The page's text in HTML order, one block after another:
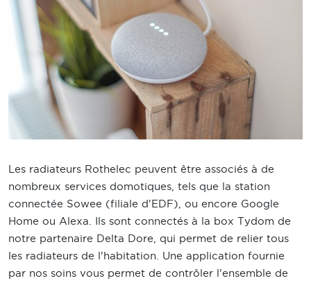
Les radiateurs Rothelec peuvent être associés à de
nombreux services domotiques, tels que la station
connectée Sowee (filiale d'EDF), ou encore Google
Home ou Alexa. Ils sont connectés à la box Tydom de
notre partenaire Delta Dore, qui permet de relier tous
les radiateurs de l'habitation. Une application fournie
par nos soins vous permet de contrôler l'ensemble de